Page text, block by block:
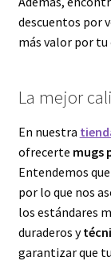
descuentos por
más valor por tu
La mejor
En nuestra
ofrecerte mugs
Entendemos
por lo que nos
los estándares
duraderos y
garantizar que tu